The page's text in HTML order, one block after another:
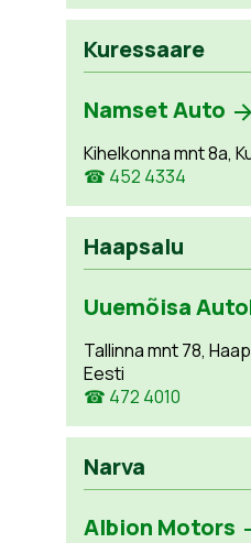
Kuressaare
Namset Auto
Kihelkonna mnt 8a,
☎ 452 4334
Haapsalu
Uuemõisa
Tallinna mnt 78,
Eesti
☎ 472 4010
Narva
Albion Motors